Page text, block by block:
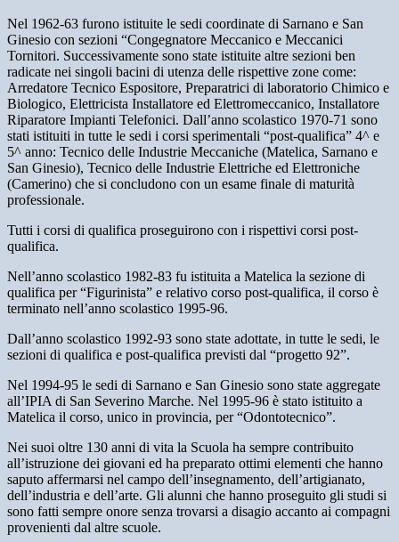
Nel 1962-63 furono istituite le sedi coordinate di Sarnano e San
Ginesio con sezioni “Congegnatore Meccanico e Meccanici
Tornitori. Successivamente sono state istituite altre sezioni ben
radicate nei singoli bacini di utenza delle rispettive zone come:
Arredatore Tecnico Espositore, Preparatrici di laboratorio Chimico e
Biologico, Elettricista Installatore ed Elettromeccanico, Installatore
Riparatore Impianti Telefonici. Dall’anno scolastico 1970-71 sono
stati istituiti in tutte le sedi i corsi sperimentali “post-qualifica” 4^ e
5^ anno: Tecnico delle Industrie Meccaniche (Matelica, Sarnano e
San Ginesio), Tecnico delle Industrie Elettriche ed Elettroniche
(Camerino) che si concludono con un esame finale di maturità
professionale.
Tutti i corsi di qualifica proseguirono con i rispettivi corsi post-
qualifica.
Nell’anno scolastico 1982-83 fu istituita a Matelica la sezione di
qualifica per “Figurinista” e relativo corso post-qualifica, il corso è
terminato nell’anno scolastico 1995-96.
Dall’anno scolastico 1992-93 sono state adottate, in tutte le sedi, le
sezioni di qualifica e post-qualifica previsti dal “progetto 92”.
Nel 1994-95 le sedi di Sarnano e San Ginesio sono state aggregate
all’IPIA di San Severino Marche. Nel 1995-96 è stato istituito a
Matelica il corso, unico in provincia, per “Odontotecnico”.
Nei suoi oltre 130 anni di vita la Scuola ha sempre contribuito
all’istruzione dei giovani ed ha preparato ottimi elementi che hanno
saputo affermarsi nel campo dell’insegnamento, dell’artigianato,
dell’industria e dell’arte. Gli alunni che hanno proseguito gli studi si
sono fatti sempre onore senza trovarsi a disagio accanto ai compagni
provenienti dal altre scuole.